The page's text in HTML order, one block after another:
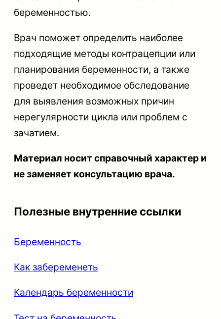
беременностью.
Врач поможет определить наиболее
подходящие методы контрацепции или
планирования беременности, а также
проведет необходимое обследование
для выявления возможных причин
нерегулярности цикла или проблем с
зачатием.
Материал носит справочный характер и
не заменяет консультацию врача.
Полезные внутренние ссылки
Беременность
Как забеременеть
Календарь беременности